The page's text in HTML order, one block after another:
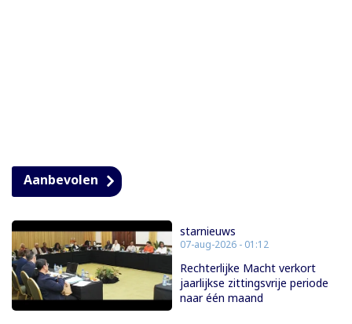
Aanbevolen
starnieuws
07-aug-2026 - 01:12
Rechterlijke Macht verkort
jaarlijkse zittingsvrije periode
naar één maand